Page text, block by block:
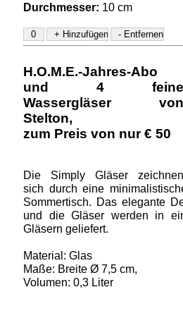
Durchmesser: 10 cm
H.O.M.E.-Jahres-Abo
und 4 feine
Wassergläser von
Stelton,
zum Preis von nur € 50
Die Simply Gläser zeichnen
sich durch eine
Sommertisch. Das elegante
und die Gläser werden in
Gläsern geliefert.
Material: Glas
Maße: Breite Ø 7,5 cm,
Volumen: 0,3 Liter